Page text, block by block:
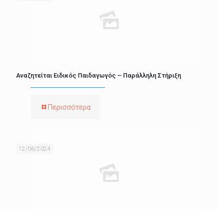
Αναζητείται Ειδικός Παιδαγωγός – Παράλληλη Στήριξη
Περισσότερα
12/06/2024